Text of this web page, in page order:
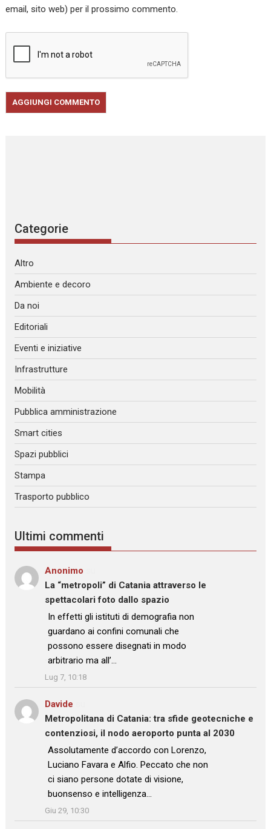
email, sito web) per il prossimo commento.
Categorie
Altro
Ambiente e decoro
Da noi
Editoriali
Eventi e iniziative
Infrastrutture
Mobilità
Pubblica amministrazione
Smart cities
Spazi pubblici
Stampa
Trasporto pubblico
Ultimi commenti
Anonimo
La “metropoli” di Catania attraverso le
spettacolari foto dallo spazio
: “
In effetti gli istituti di demografia non
guardano ai confini comunali che
possono essere disegnati in modo
arbitrario ma all’…
”
Lug 7, 10:18
Davide
Metropolitana di Catania: tra sfide geotecniche e
contenziosi, il nodo aeroporto punta al 2030
: “
Assolutamente d’accordo con Lorenzo,
Luciano Favara e Alfio. Peccato che non
ci siano persone dotate di visione,
buonsenso e intelligenza…
”
Giu 29, 10:30